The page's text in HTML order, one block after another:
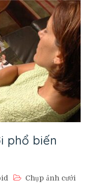
phổ biến
Chụp ảnh cưới